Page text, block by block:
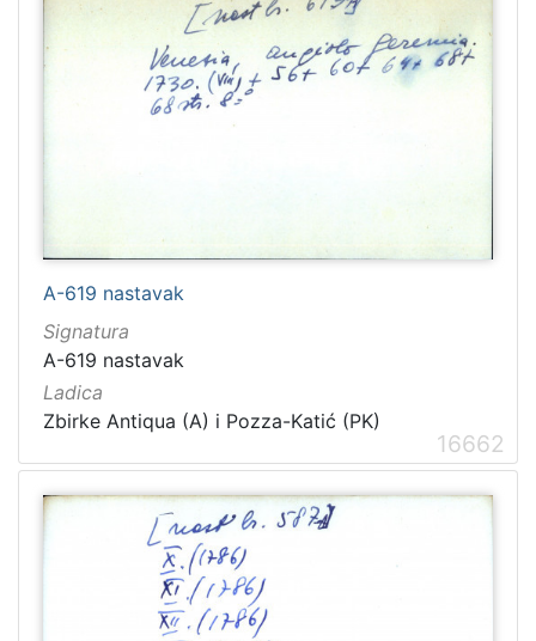
A-619 nastavak
Signatura
A-619 nastavak
Ladica
Zbirke Antiqua (A) i Pozza-Katić (PK)
16662